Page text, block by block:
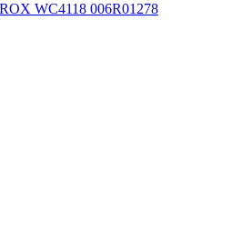
WC4118 006R01278